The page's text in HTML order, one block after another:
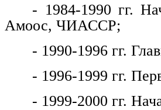
- 1984-1990 гг.
Амоос, ЧИАССР;
- 1990-1996 гг.
- 1996-1999 гг.
- 1999-2000 гг.